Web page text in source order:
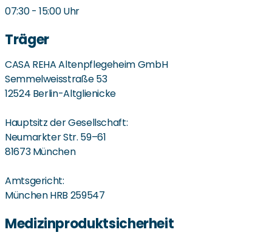
07:30 - 15:00 Uhr
Träger
CASA REHA Altenpflegeheim GmbH
Semmelweisstraße 53
12524 Berlin-Altglienicke
Hauptsitz der Gesellschaft:
Neumarkter Str. 59–61
81673 München
Amtsgericht:
München HRB 259547
Medizinproduktsicherheit